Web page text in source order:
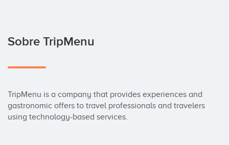
Sobre TripMenu
TripMenu is a company that provides experiences and
gastronomic offers to travel professionals and travelers
using technology-based services.